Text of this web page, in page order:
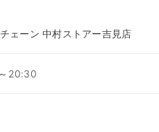
ェーン 中村ストアー吉見店
20:30